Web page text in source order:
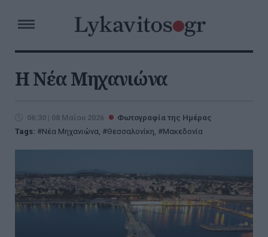
Η Νέα Μηχανιώνα
06:30 | 08 Μαΐου 2026
Φωτογραφία της Ημέρας
Tags:
Νέα Μηχανιώνα, Θεσσαλονίκη, Μακεδονία